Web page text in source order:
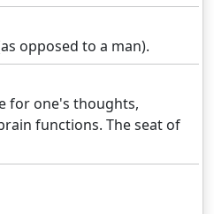
opposed to a man).
for one's thoughts,
functions. The seat of